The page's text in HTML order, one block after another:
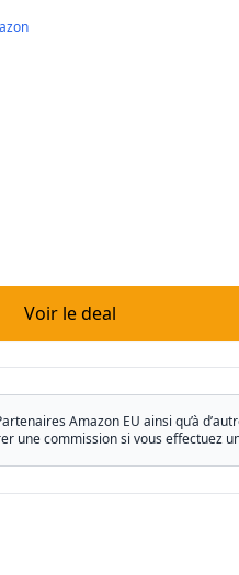
Voir le deal
Amazon EU ainsi qu’à
une commission si vous effectuez